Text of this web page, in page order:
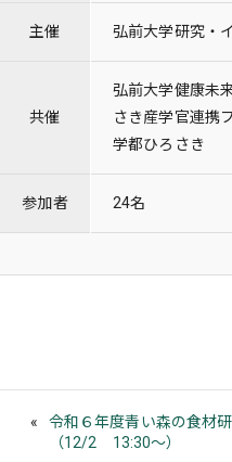
主催 弘前大学研究・
共催
弘前大学健康未
さき産学官連携
学都ひろさき
参加者 24名
令和６年度青い森の食材
（12/2 13:30～）